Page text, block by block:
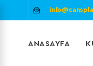
ANASAYFA